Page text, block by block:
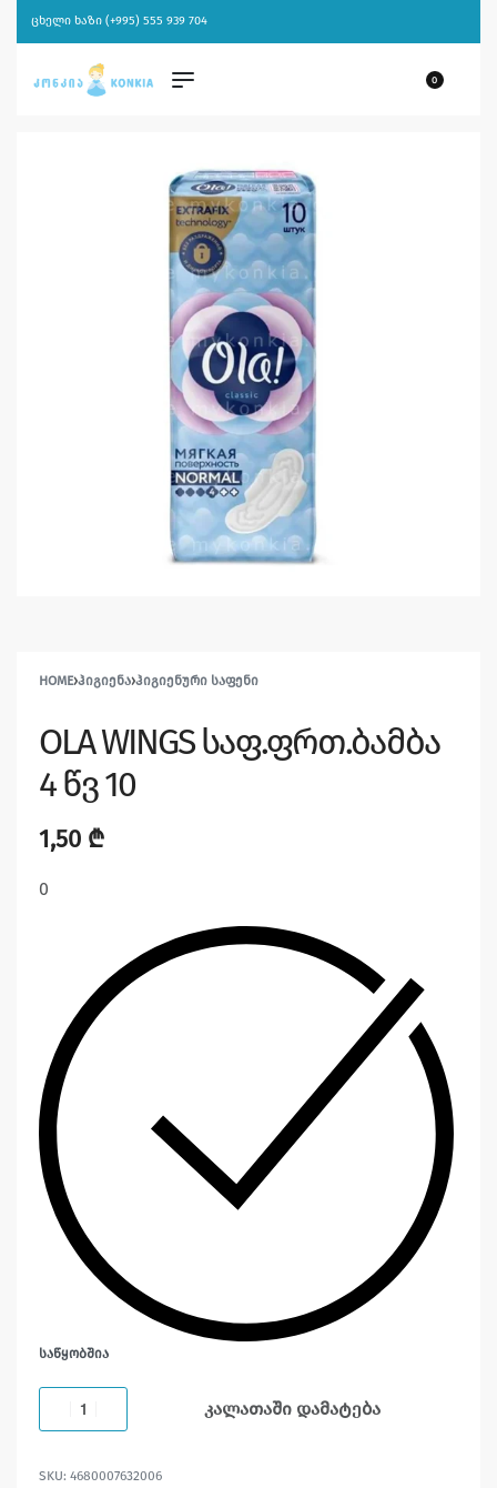
ცხელი ხაზი (+995) 555 939 704
0
HOME›ᲰᲘᲒᲘᲔᲜᲐ›ᲰᲘᲒᲘᲔᲜᲣᲠᲘ ᲡᲐᲤᲔᲜᲘ
OLA WINGS საფ.ფრთ.ბამბა
4 წვ 10
1,50 ₾
0
ᲡᲐᲬᲧᲝᲑᲨᲘᲐ
კალათაში დამატება
4680007632006